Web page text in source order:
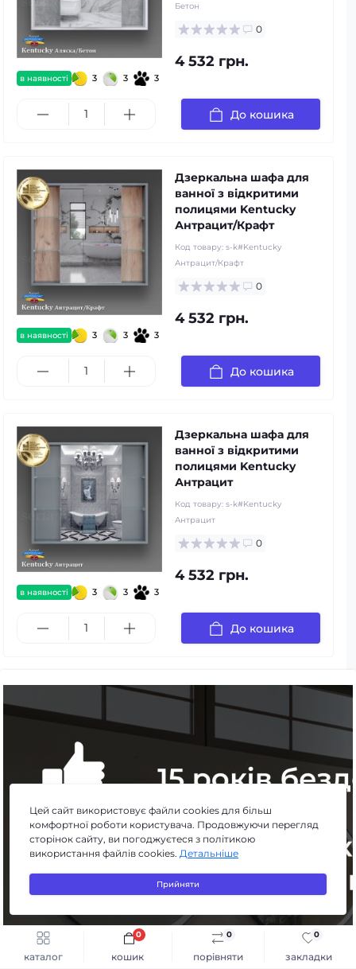
каталог порівняти
0
закладки
0
кошик
0
Швидке замовлення До кошика
в наявності 3 3 3
Бетон
0
4 532 грн.
До кошика
в наявності 3 3 3
Дзеркальна шафа для
ванної з відкритими
полицями Kentucky
Антрацит/Крафт
Код товару: s-k#Kentucky
Антрацит/Крафт
0
4 532 грн.
До кошика
в наявності 3 3 3
Дзеркальна шафа для
ванної з відкритими
полицями Kentucky
Антрацит
Код товару: s-k#Kentucky
Антрацит
0
4 532 грн.
До кошика
Цей сайт використовує файли cookies для більш
комфортної роботи користувача. Продовжуючи перегляд
сторінок сайту, ви погоджуєтеся з політикою
використання файлів cookies. Детальніше
Прийняти